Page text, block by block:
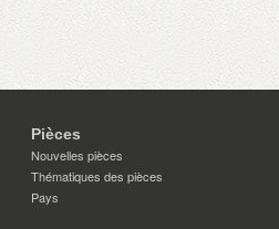
Pièces
Nouvelles pièces
Thématiques des pièces
Pays